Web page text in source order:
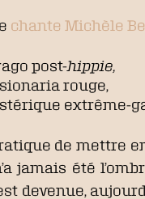
chante Michèle
post-hippie,
rouge,
extrême-
de mettre
jamais été
devenue,